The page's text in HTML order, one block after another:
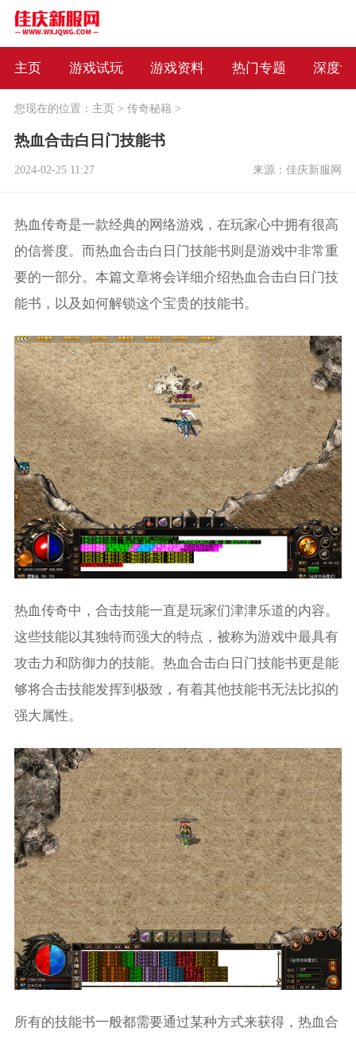
主页 游戏试玩 游戏资料 热门专题 深度
您现在的位置： 主页> 传奇秘籍 >
热血合击白日门技能书
2024-02-25 11:27 来源：佳庆新服网
热血传奇是一款经典的网络游戏，在玩家心中拥有很高
的信誉度。而热血合击白日门技能书则是游戏中非常重
要的一部分。本篇文章将会详细介绍热血合击白日门技
能书，以及如何解锁这个宝贵的技能书。
热血传奇中，合击技能一直是玩家们津津乐道的内容。
这些技能以其独特而强大的特点，被称为游戏中最具有
攻击力和防御力的技能。热血合击白日门技能书更是能
够将合击技能发挥到极致，有着其他技能书无法比拟的
强大属性。
所有的技能书一般都需要通过某种方式来获得，热血合